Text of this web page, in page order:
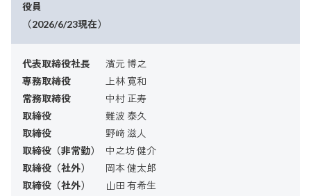
役員
（2026/6/23現在）
代表取締役社長
濱元 博之
専務取締役
上林 寛和
常務取締役
中村 正寿
取締役
難波 泰久
取締役
野﨑 滋人
取締役（非常勤）
中之坊 健介
取締役（社外）
岡本 健太郎
取締役（社外）
山田 有希生